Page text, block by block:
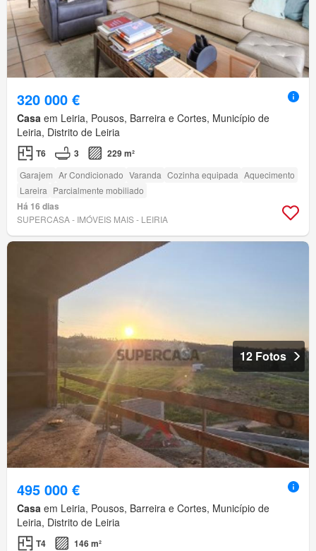
320 000 €
Casa em Leiria, Pousos, Barreira e Cortes, Município de
Leiria, Distrito de Leiria
T6 3 229 m²
Garajem Ar Condicionado Varanda Cozinha equipada Aquecimento
Lareira Parcialmente mobiliado
Há 16 dias
SUPERCASA - IMÓVEIS MAIS - LEIRIA
12 Fotos
495 000 €
Casa em Leiria, Pousos, Barreira e Cortes, Município de
Leiria, Distrito de Leiria
T4 146 m²